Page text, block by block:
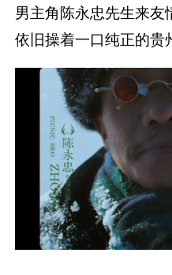
男主角陈永忠先生来
依旧操着一口纯正的贵